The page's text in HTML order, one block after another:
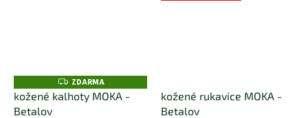
Z
D
A
ZDARMA
kožené kalhoty MOKA -
Betalov
kožené rukavice MOKA -
Betalov